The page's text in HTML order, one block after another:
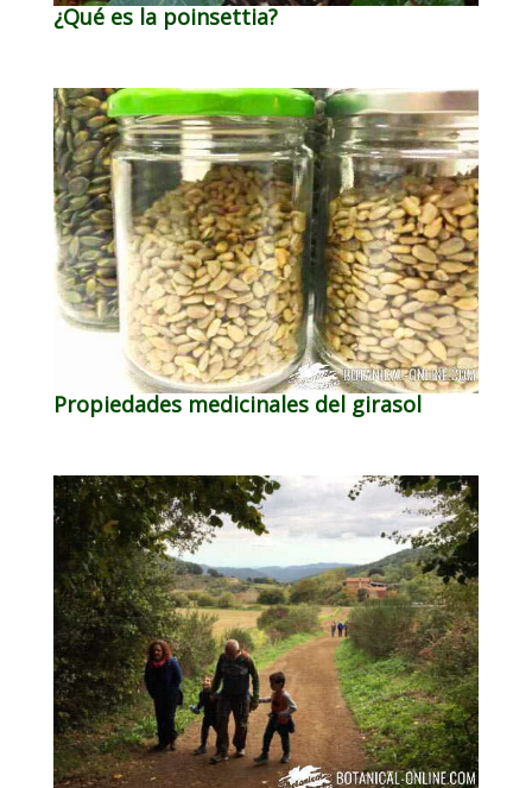
¿Qué es la poinsettia?
Propiedades medicinales del girasol